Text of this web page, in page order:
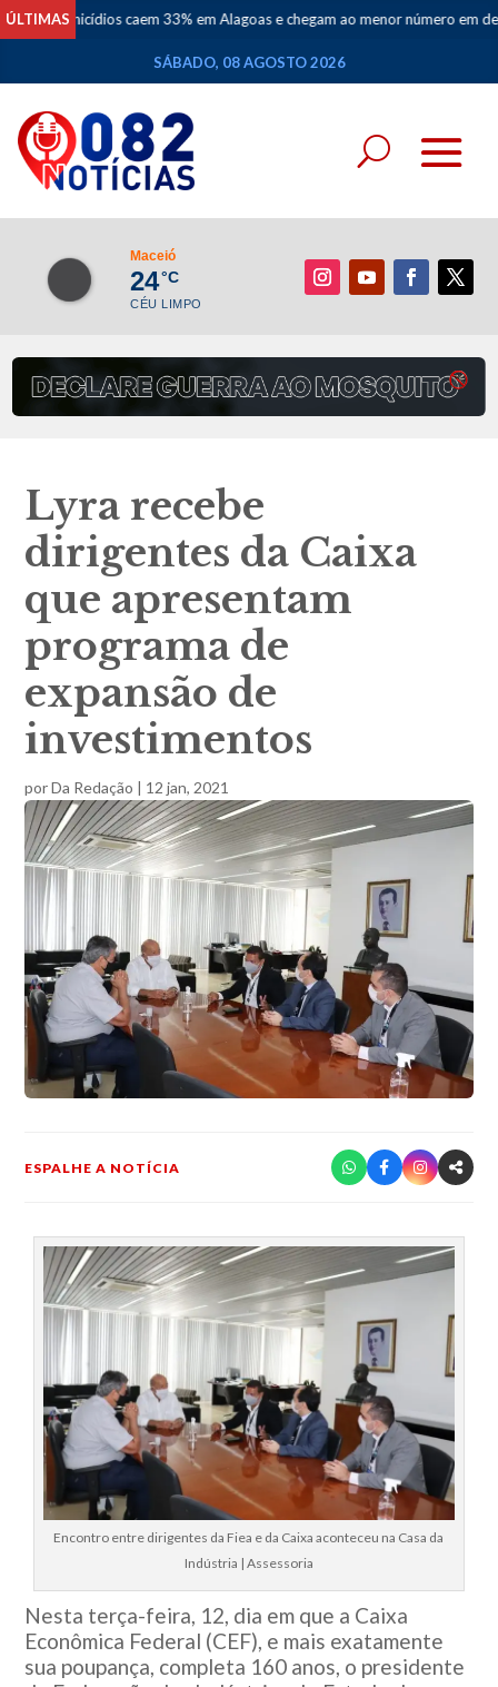
ÚLTIMAScaem 33% em Alagoas e chegam ao menor número em dez anos •
SÁBADO, 08 AGOSTO 2026
Maceió
24°C
CÉU LIMPO
Lyra recebe
dirigentes da Caixa
que apresentam
programa de
expansão de
investimentos
porDa Redação | 12 jan, 2021
ESPALHE A NOTÍCIA
Encontro entre dirigentes da Fiea e da Caixa aconteceu na Casa da
Indústria | Assessoria
Nesta terça-feira, 12, dia em que a Caixa
Econômica Federal (CEF), e mais exatamente
sua poupança, completa 160 anos, o presidente